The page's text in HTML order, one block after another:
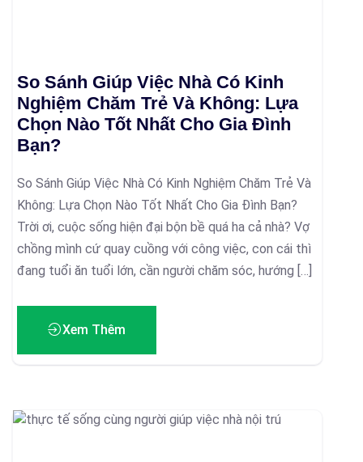
So Sánh Giúp Việc Nhà Có Kinh
Nghiệm Chăm Trẻ Và Không: Lựa
Chọn Nào Tốt Nhất Cho Gia Đình
Bạn?
So Sánh Giúp Việc Nhà Có Kinh Nghiệm Chăm Trẻ Và
Không: Lựa Chọn Nào Tốt Nhất Cho Gia Đình Bạn?
Trời ơi, cuộc sống hiện đại bộn bề quá ha cả nhà? Vợ
chồng mình cứ quay cuồng với công việc, con cái thì
đang tuổi ăn tuổi lớn, cần người chăm sóc, hướng […]
Xem Thêm